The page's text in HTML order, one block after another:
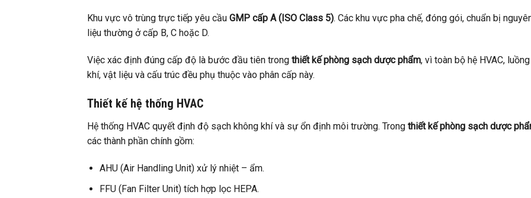
Khu vực vô trùng trực tiếp yêu cầu GMP cấp A (ISO Class 5). Các khu vực pha chế, đóng gói, chuẩn bị
liệu thường ở cấp B, C hoặc D.
Việc xác định đúng cấp độ là bước đầu tiên trong thiết kế phòng sạch dược phẩm, vì toàn bộ hệ HVAC, luồng
khí, vật liệu và cấu trúc đều phụ thuộc vào phân cấp này.
Thiết kế hệ thống HVAC
Hệ thống HVAC quyết định độ sạch không khí và sự ổn định môi trường. Trong thiết kế phòng sạch dược
các thành phần chính gồm:
AHU (Air Handling Unit) xử lý nhiệt – ẩm.
FFU (Fan Filter Unit) tích hợp lọc HEPA.